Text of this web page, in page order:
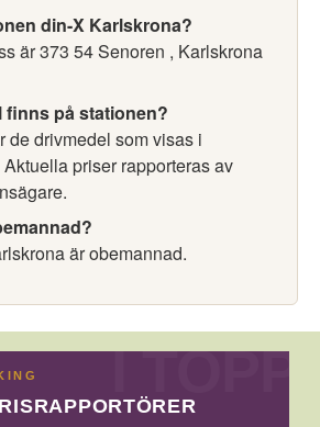
din-X Karlskrona?
är 373 54 Senoren , Karlskrona
finns på stationen?
de drivmedel som visas i
priser rapporteras av
är obemannad.